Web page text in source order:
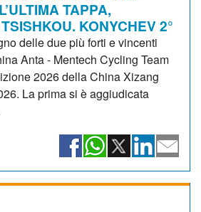
TAPPA,
KONYCHEV 2°
delle due più forti e vincenti
Anta - Mentech Cycling Team
2026 della China Xizang
La prima si è aggiudicata